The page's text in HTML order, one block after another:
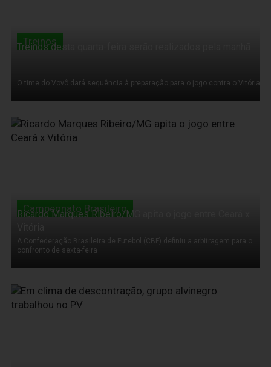
Treinos
Treinos desta quarta-feira serão realizados pela manhã
O time do Vovô dará sequência à preparação para o jogo contra o Vitória
21 de Agosto de 2012
Campeonato Brasileiro
Ricardo Marques Ribeiro/MG apita o jogo entre Ceará x
A Confederação Brasileira de Futebol (CBF) definiu a arbitragem para o
confronto de sexta-feira
21 de Agosto de 2012